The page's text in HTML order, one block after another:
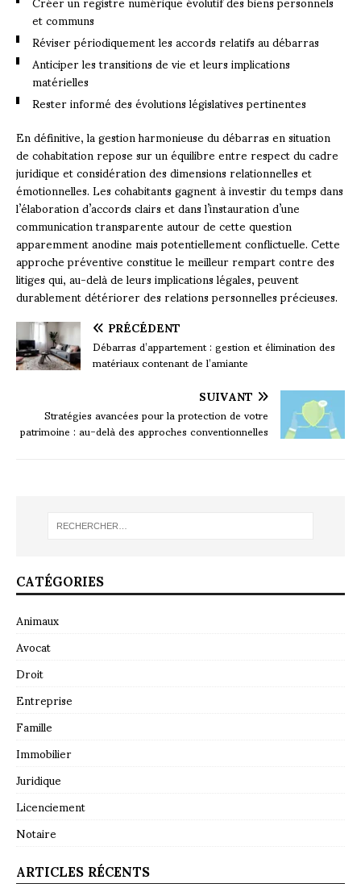
et communs
Réviser périodiquement les accords relatifs au débarras
Anticiper les transitions de vie et leurs implications
matérielles
Rester informé des évolutions législatives pertinentes
En définitive, la gestion harmonieuse du débarras en situation
de cohabitation repose sur un équilibre entre respect du cadre
juridique et considération des dimensions relationnelles et
émotionnelles. Les cohabitants gagnent à investir du temps dans
l’élaboration d’accords clairs et dans l’instauration d’une
communication transparente autour de cette question
apparemment anodine mais potentiellement conflictuelle. Cette
approche préventive constitue le meilleur rempart contre des
litiges qui, au-delà de leurs implications légales, peuvent
durablement détériorer des relations personnelles précieuses.
PRÉCÉDENT
Débarras d’appartement : gestion et élimination des
matériaux contenant de l’amiante
SUIVANT
Stratégies avancées pour la protection de votre
patrimoine : au-delà des approches conventionnelles
CATÉGORIES
Animaux
Avocat
Droit
Entreprise
Famille
Immobilier
Juridique
Licenciement
Notaire
ARTICLES RÉCENTS